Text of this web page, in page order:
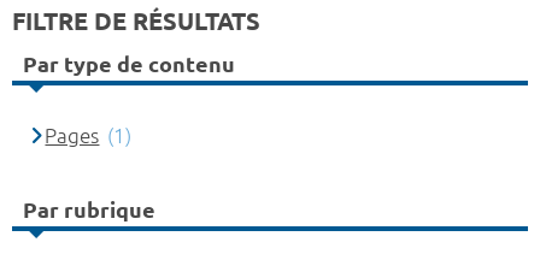
FILTRE DE RÉSULTATS
Par type de contenu
Pages (1)
Par rubrique